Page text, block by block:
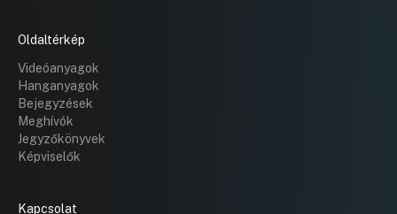
Oldaltérkép
Videóanyagok
Hanganyagok
Bejegyzések
Meghívók
Jegyzőkönyvek
Képviselők
Kapcsolat